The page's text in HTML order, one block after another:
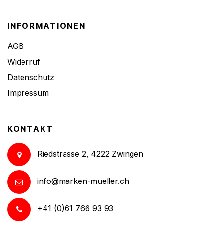
INFORMATIONEN
AGB
Widerruf
Datenschutz
Impressum
KONTAKT
Riedstrasse 2, 4222 Zwingen
info@marken-mueller.ch
+41 (0)61 766 93 93